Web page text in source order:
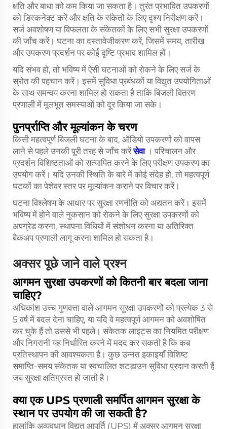
क्षति और बाधा को कम किया जा सकता है। तुरंत प्रभावित उपकरणों
को डिस्कनेक्ट करें और क्षति के संकेतों के लिए दृश्य निरीक्षण करें।
सर्ज अवशोषण या विफलता के संकेतकों के लिए सभी सुरक्षा उपकरणों
की जाँच करें। घटना का दस्तावेजीकरण करें, जिसमें समय, तारीख
और उपकरण प्रदर्शन पर कोई दृष्टि प्रभाव शामिल हों।
यदि संभव हो, तो भविष्य में ऐसी घटनाओं को रोकने के लिए सर्ज के
स्रोत की पहचान करें। इसमें सुविधा प्रबंधकों या विद्युत उपयोगिताओं
के साथ समन्वय करना शामिल हो सकता है ताकि बिजली वितरण
प्रणाली में मूलभूत समस्याओं को दूर किया जा सके।
पुनर्प्राप्ति और मूल्यांकन के चरण
किसी महत्वपूर्ण बिजली घटना के बाद, ऑडियो उपकरणों को वापस
लाने से पहले उनकी पूरी तरह से जाँच करेंसेवा । परिचालन और
प्रदर्शन विशिष्टताओं को सत्यापित करने के लिए परीक्षण उपकरण का
उपयोग करें। यदि उनकी स्थिति के बारे में कोई संदेह हो, तो महत्वपूर्ण
घटकों का पेशेवर स्तर पर मूल्यांकन कराने पर विचार करें।
घटना विश्लेषण के आधार पर सुरक्षा रणनीति को अद्यतन करें। इसमें
भविष्य में होने वाले नुकसान को रोकने के लिए सुरक्षा उपकरणों को
अपग्रेड करना, स्थापना विधियों में संशोधन करना या अतिरिक्त
बैकअप प्रणाली लागू करना शामिल हो सकता है।
अक्सर पूछे जाने वाले प्रश्न
आगमन सुरक्षा उपकरणों को कितनी बार बदला जाना
चाहिए?
अधिकांश उच्च गुणवत्ता वाले आगमन सुरक्षा उपकरणों को प्रत्येक 3 से
5 वर्ष में बदल देना चाहिए, या यदि वे महत्वपूर्ण आगमन को अवशोषित
कर चुके हैं तो उससे भी पहले। संकेतक लाइट्स का नियमित परीक्षण
और निगरानी यह निर्धारित करने में मदद कर सकती है कि कब
प्रतिस्थापन की आवश्यकता है। कुछ उन्नत इकाइयाँ विशिष्ट
समाप्ति-समय संकेतक या स्वचालित शटडाउन सुविधा प्रदान करती हैं
जब सुरक्षा क्षतिग्रस्त हो जाती है।
क्या एक UPS प्रणाली समर्पित आगमन सुरक्षा के
स्थान पर उपयोग की जा सकती है?
हालांकि अव्यवधान विद्युत आपूर्ति (UPS) में अक्सर आगमन सुरक्षा